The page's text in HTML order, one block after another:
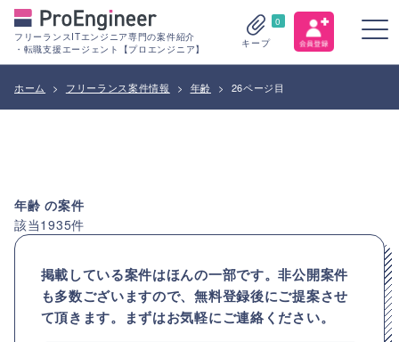
フリーランスITエンジニア専門の案件紹介
・転職支援エージェント【プロエンジニア】
0
キープ
ホーム > フリーランス案件情報 > 年齢 > 26ページ目
年齢の案件
該当1935件
掲載している案件はほんの一部です。非公開案件
も多数ございますので、無料登録後にご提案させ
て頂きます。まずはお気軽にご連絡ください。